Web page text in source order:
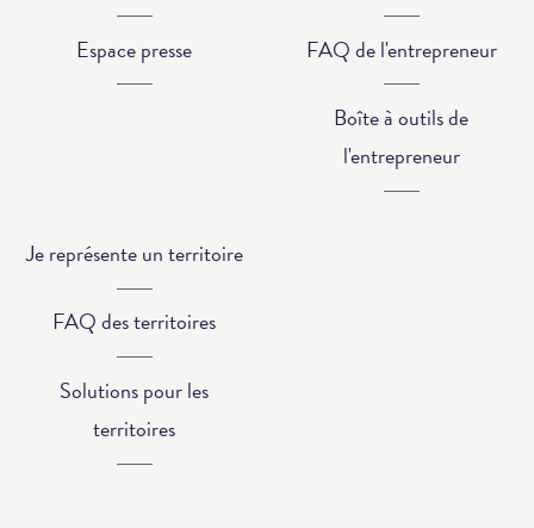
Espace presse FAQ de l'entrepreneur
Boîte à outils de
l'entrepreneur
Je représente un territoire
FAQ des territoires
Solutions pour les
territoires